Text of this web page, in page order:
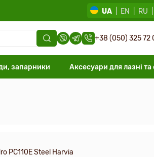
UA EN RU
+38 (050) 325 72
запарники Аксесуари для лазні
PC110E Steel Harvia